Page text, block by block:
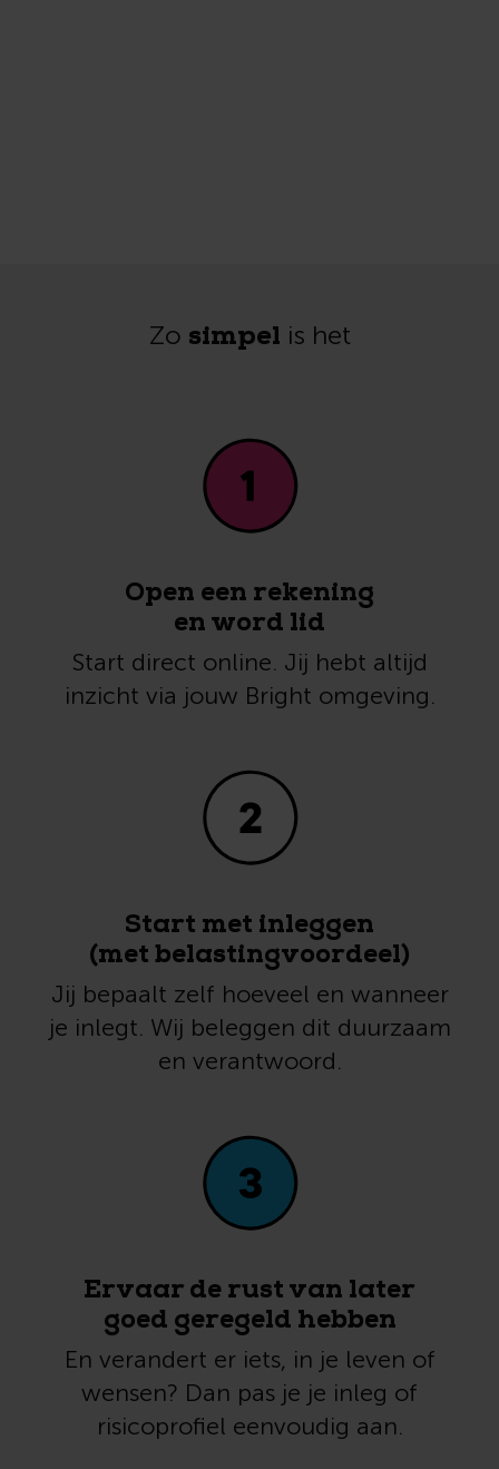
Zo simpel is het
Open een rekening
en word lid
Start direct online. Jij hebt altijd
inzicht via jouw Bright omgeving.
Start met inleggen
(met belastingvoordeel)
Jij bepaalt zelf hoeveel en wanneer
je inlegt. Wij beleggen dit duurzaam
en verantwoord.
Ervaar de rust van later
goed geregeld hebben
En verandert er iets, in je leven of
wensen? Dan pas je je inleg of
risicoprofiel eenvoudig aan.